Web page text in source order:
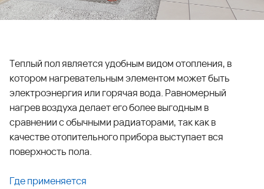
Теплый пол является удобным видом отопления, в
котором нагревательным элементом может быть
электроэнергия или горячая вода. Равномерный
нагрев воздуха делает его более выгодным в
сравнении с обычными радиаторами, так как в
качестве отопительного прибора выступает вся
поверхность пола.
Где применяется